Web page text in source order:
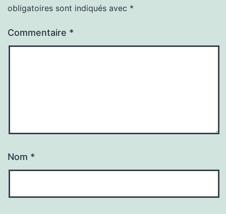
obligatoires sont indiqués avec *
Commentaire *
Nom *